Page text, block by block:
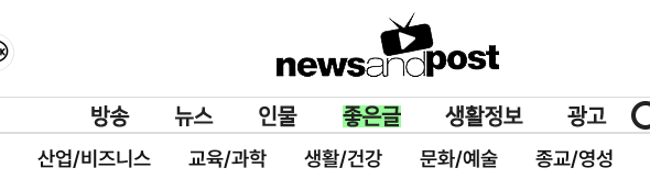
산업/비즈니스 교육/과학 생활/건강 문화/예술 종교/영성